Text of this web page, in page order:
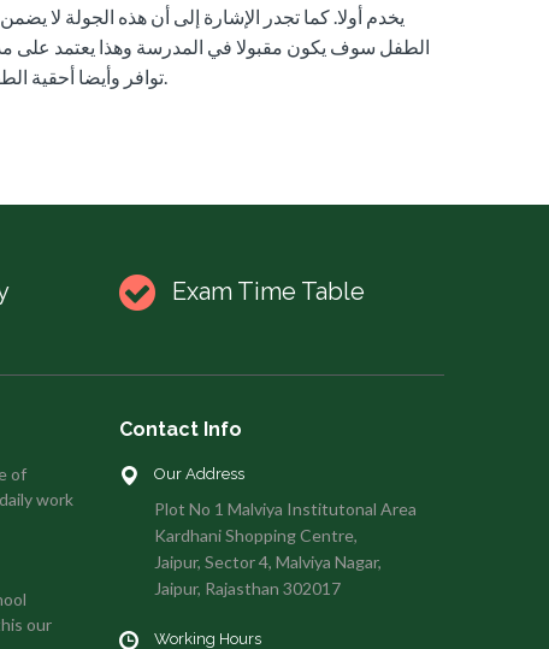
يخدم أولا. كماتجدر الإشارة إلى أن هذه الجولة لا
الطفل سوف يكون مقبولا في المدرسة وهذا يعتمد على
توافر وأيضا أحقية الطفل.
Exam Time Table
of
work
our
Contact Info
Our Address
Plot No 1 Malviya Institutonal Area
Kardhani Shopping Centre,
Jaipur, Sector 4, Malviya Nagar,
Jaipur, Rajasthan 302017
Working Hours